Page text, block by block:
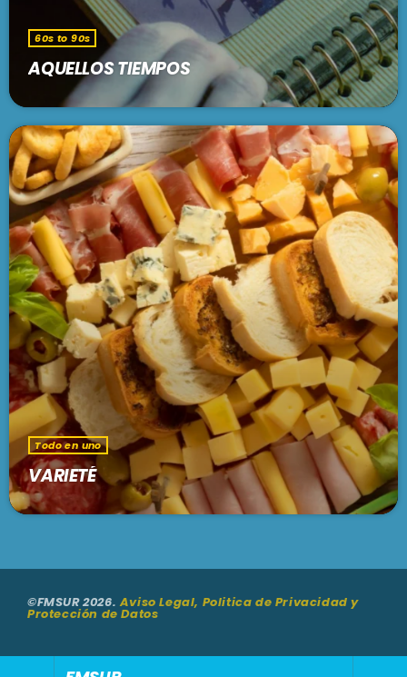
60s to 90s
AQUELLOS TIEMPOS
Todo en uno
VARIETÉ
©FMSUR 2026.Aviso Legal, Politica de Privacidad y
Protección de Datos